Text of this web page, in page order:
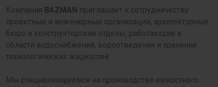
Компания BAZMAN приглашает к сотрудничеству
проектные и инженерные организации, архитектурные
бюро и конструкторские отделы, работающие в
области водоснабжения, водоотведения и хранения
технологических жидкостей.
Мы специализируемся на производстве емкостного